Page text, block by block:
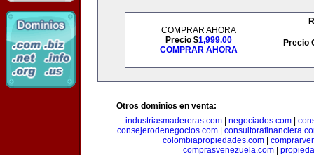
COMPRAR AHORA
Precio $1,999.00
COMPRAR AHORA
Precio
Otros dominios en venta:
industriasmadereras.com
negociados.com
consejerodenegocios.com
colombiapropiedades.com|
comprasvenezuela.com|